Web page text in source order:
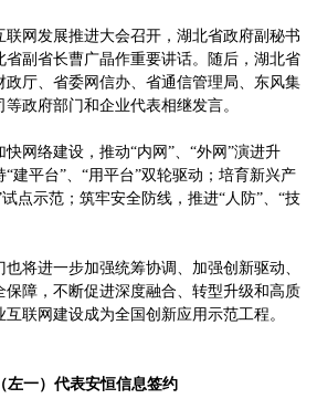
联网发展推进大会召开，湖北省政府副秘书
省副省长曹广晶作重要讲话。随后，湖北省
政厅、省委网信办、省通信管理局、东风集
政府部门和企业代表相继发言。
网络建设，推动“内网”、“外网”演进升
建平台”、“用平台”双轮驱动；培育新兴产
点示范；筑牢安全防线，推进“人防”、“技
将进一步加强统筹协调、加强创新驱动、
保障，不断促进深度融合、转型升级和高质
联网建设成为全国创新应用示范工程。
左一）代表安恒信息签约